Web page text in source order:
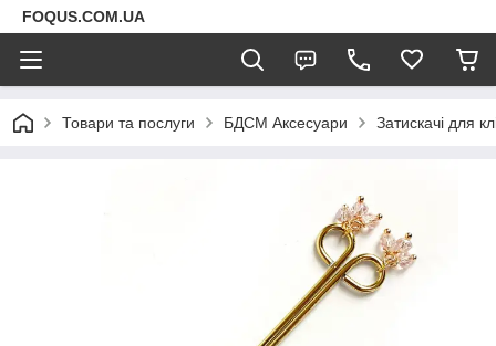
FOQUS.COM.UA
Товари та послуги БДСМ Аксесуари Затискачі для